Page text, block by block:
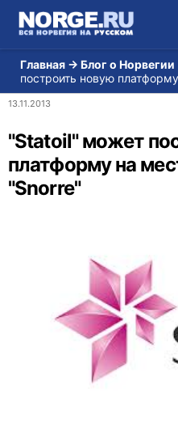
Главная → Блог о Норвегии
построить новую
13.11.2013
"Statoil" может
платформу на
"Snorre"